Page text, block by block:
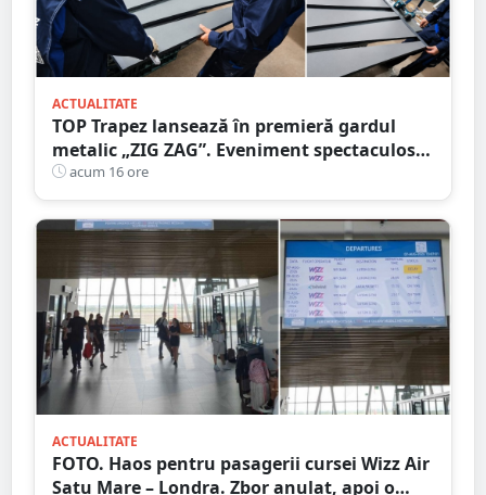
ACTUALITATE
TOP Trapez lansează în premieră gardul
metalic „ZIG ZAG”. Eveniment spectaculos
în Grădina Romei
acum 16 ore
ACTUALITATE
FOTO. Haos pentru pasagerii cursei Wizz Air
Satu Mare – Londra. Zbor anulat, apoi o